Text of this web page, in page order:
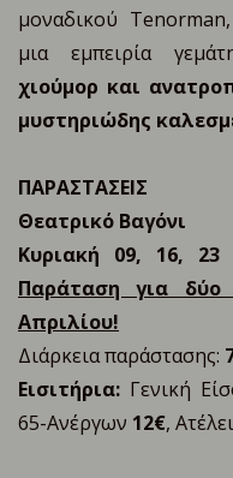
μοναδικού
μια εμπειρία
χιούμορ και
μυστηριώδης
ΠΑΡΑΣΤΑΣΕΙΣ
Θεατρικό Βαγόνι
Κυριακή 09, 16, 23
Παράταση για
Απριλίου!
Διάρκεια παράστασης:
Εισιτήρια: Γενική
65-Ανέργων 12€,